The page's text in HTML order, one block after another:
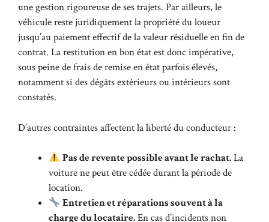
une gestion rigoureuse de ses trajets. Par ailleurs, le
véhicule reste juridiquement la propriété du loueur
jusqu’au paiement effectif de la valeur résiduelle en fin de
contrat. La restitution en bon état est donc impérative,
sous peine de frais de remise en état parfois élevés,
notamment si des dégâts extérieurs ou intérieurs sont
constatés.
D’autres contraintes affectent la liberté du conducteur :
Pas de revente possible avant le rachat.La
voiture ne peut être cédée durant la période de
location.
Entretien et réparations souvent à la
charge du locataire.En cas d’incidents non